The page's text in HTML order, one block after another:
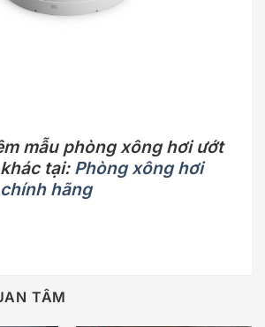
mẫu phòng xông hơi ướt
tại: Phòng xông hơi
hãng
TÂM